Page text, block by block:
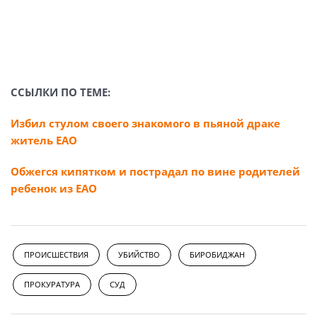
ССЫЛКИ ПО ТЕМЕ:
Избил стулом своего знакомого в пьяной драке
житель ЕАО
Обжегся кипятком и пострадал по вине родителей
ребенок из ЕАО
ПРОИСШЕСТВИЯ УБИЙСТВО БИРОБИДЖАН
ПРОКУРАТУРА СУД